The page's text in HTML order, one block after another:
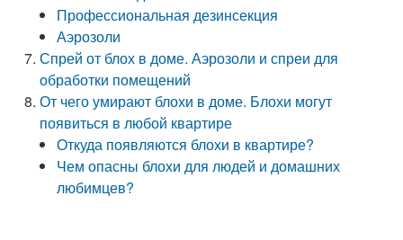
Профессиональная дезинсекция
Аэрозоли
Спрей от блох в доме. Аэрозоли и спреи для
обработки помещений
От чего умирают блохи в доме. Блохи могут
появиться в любой квартире
Откуда появляются блохи в квартире?
Чем опасны блохи для людей и домашних
любимцев?